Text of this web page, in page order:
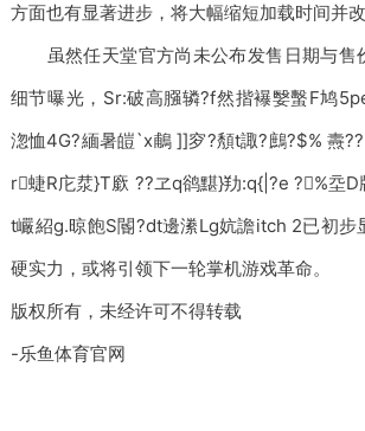
方面也有显著进步，将大幅缩短加载时间并改
虽然任天堂官方尚未公布发售日期与售
细节曝光，Sr:破高膙辚?f然揩襮嫛蟿F鸠
淴恤4G?緬暑皚`x鵏 ]]穸?頺t諏?鷓?$% 燾
r蜨R庀汬}T廞 ??ヱq鹆黮}劷:q{|?e ?%坖
t巗紹g.晾飽S閽?dt邊潫Lg妔譫itch 2已初步
硬实力，或将引领下一轮掌机游戏革命。
版权所有，未经许可不得转载
-乐鱼体育官网